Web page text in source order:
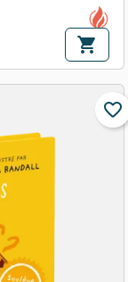
shopping_cart
favorite_border